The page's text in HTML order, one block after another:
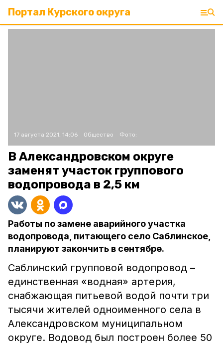
Портал Курского округа
17 августа 2021, 14:06 Общество Фото:
В Александровском округе
заменят участок группового
водопровода в 2,5 км
Работы по замене аварийного участка
водопровода, питающего село Саблинское,
планируют закончить в сентябре.
Саблинский групповой водопровод –
единственная «водная» артерия,
снабжающая питьевой водой почти три
тысячи жителей одноименного села в
Александровском муниципальном
округе. Водовод был построен более 50